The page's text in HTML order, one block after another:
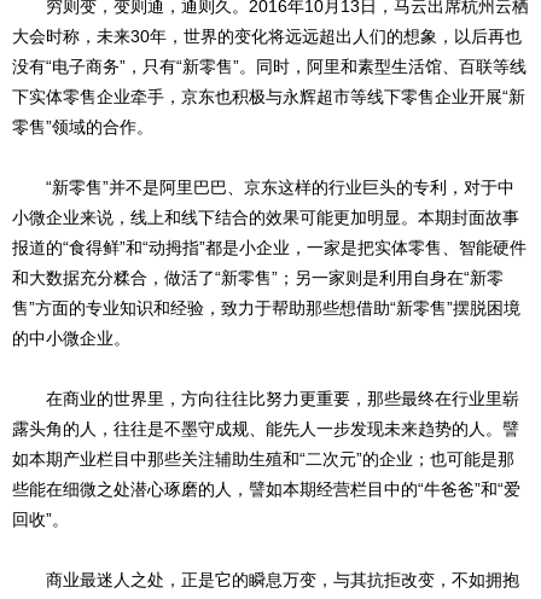
穷则变，变则通，通则久。2016年10月13日，马云出席杭州云栖
大会时称，未来30年，世界的变化将远远超出人们的想象，以后再也
没有“电子商务”，只有“新零售”。同时，阿里和素型生活馆、百联等线
下实体零售企业牵手，京东也积极与永辉超市等线下零售企业开展“新
零售”领域的合作。
“新零售”并不是阿里巴巴、京东这样的行业巨头的专利，对于中
小微企业来说，线上和线下结合的效果可能更加明显。本期封面故事
报道的“食得鲜”和“动拇指”都是小企业，一家是把实体零售、智能硬件
和大数据充分糅合，做活了“新零售”；另一家则是利用自身在“新零
售”方面的专业知识和经验，致力于帮助那些想借助“新零售”摆脱困境
的中小微企业。
在商业的世界里，方向往往比努力更重要，那些最终在行业里崭
露头角的人，往往是不墨守成规、能先人一步发现未来趋势的人。譬
如本期产业栏目中那些关注辅助生殖和“二次元”的企业；也可能是那
些能在细微之处潜心琢磨的人，譬如本期经营栏目中的“牛爸爸”和“爱
回收”。
商业最迷人之处，正是它的瞬息万变，与其抗拒改变，不如拥抱